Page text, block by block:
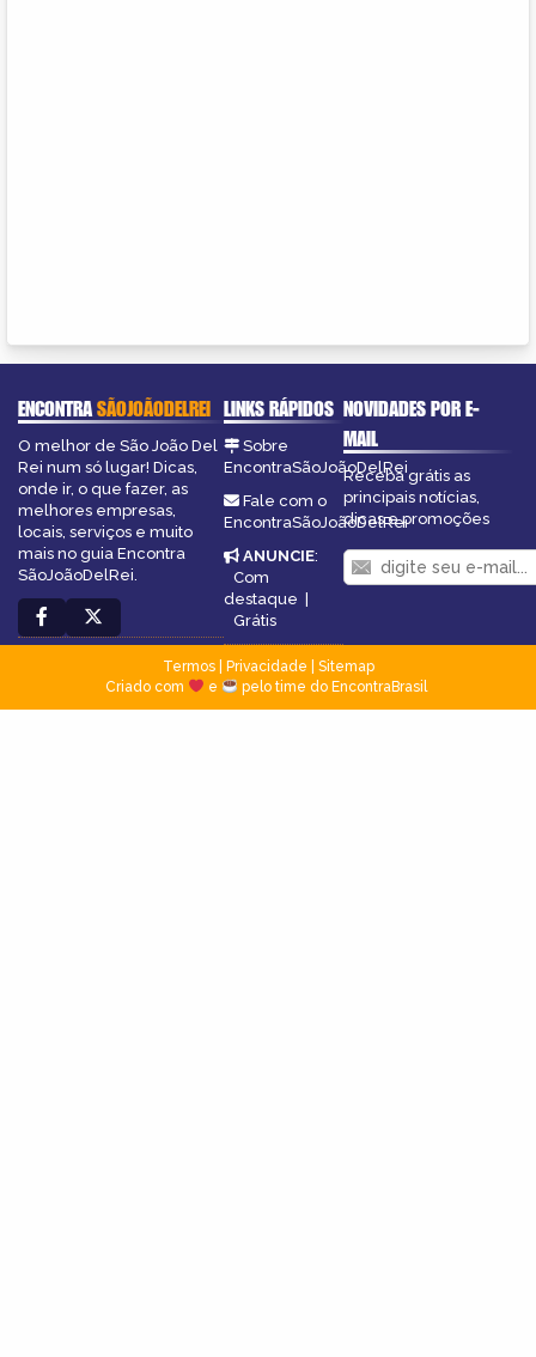
ENCONTRASÃOJOÃODELREI
O melhor de São João Del
Rei num só lugar! Dicas,
onde ir, o que fazer, as
melhores empresas,
locais, serviços e muito
mais no guia Encontra
SãoJoãoDelRei.
LINKS RÁPIDOS
Sobre
EncontraSãoJoãoDelRei
Fale com o
EncontraSãoJoãoDelRei
ANUNCIE:
Com
destaque
Grátis
NOVIDADES POR E-
MAIL
Receba grátis as
principais notícias,
dicas e promoções
Termos| Privacidade
Sitemap
Criado com
e pelo time do EncontraBrasil